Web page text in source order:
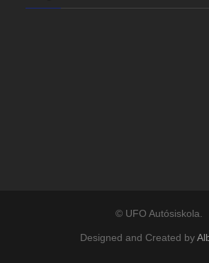
© UFO Autósiskola.
Designed and Created by